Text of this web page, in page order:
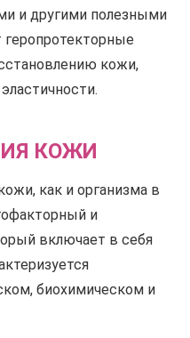
и другими полезными
кожи,
КОЖИ
как и организма в
и
включает в себя
биохимическом и